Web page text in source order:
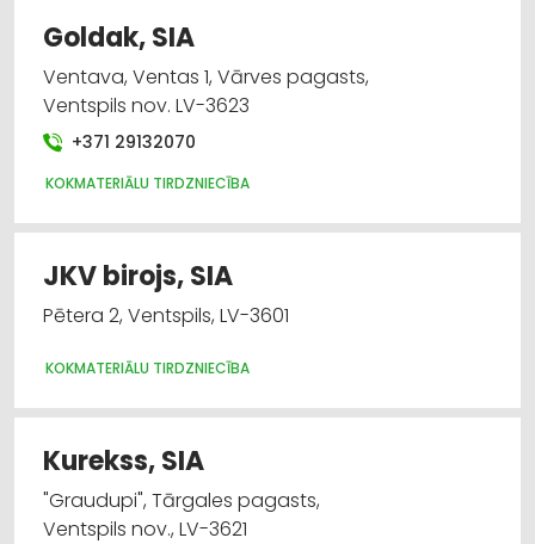
Goldak, SIA
Ventava, Ventas 1, Vārves pagasts,
Ventspils nov. LV-3623
+371 29132070
KOKMATERIĀLU TIRDZNIECĪBA
JKV birojs, SIA
Pētera 2, Ventspils, LV-3601
KOKMATERIĀLU TIRDZNIECĪBA
Kurekss, SIA
"Graudupi", Tārgales pagasts,
Ventspils nov., LV-3621